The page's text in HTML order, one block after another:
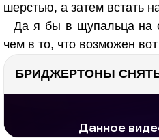
шерстью, а затем встать
Да я бы в щупальца на
чем в то, что возможен